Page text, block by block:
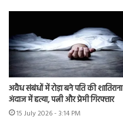
अवैध संबंधों में रोड़ा बने पति की शातिराना
अंदाज में हत्या, पत्नी और प्रेमी गिरफ्तार
15 July 2026 - 3:14 PM